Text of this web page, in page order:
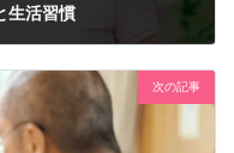
生活習慣
次の記事